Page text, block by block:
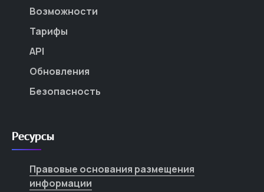
Возможности
Тарифы
API
Обновления
Безопасность
Ресурсы
Правовые основания размещения
информации